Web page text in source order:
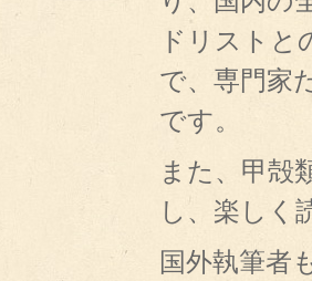
ドリストと
で、専門家
です。
また、甲殻
し、楽しく
国外執筆者